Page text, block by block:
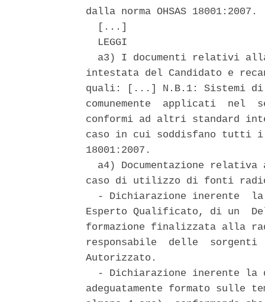
dalla norma OHSAS 18001:2007.
  [...]
  LEGGI
a3) I documenti relativi
intestata del Candidato e
quali: [...] N.B.1: Sistemi di
comunemente  applicati  nel
conformi ad altri standard
caso in cui soddisfano tutti i
18001:2007.
a4) Documentazione relativa
caso di utilizzo di fonti
- Dichiarazione inerente
Esperto Qualificato, di un
formazione finalizzata alla
responsabile  delle
Autorizzato.
- Dichiarazione inerente la
adeguatamente formato sulle